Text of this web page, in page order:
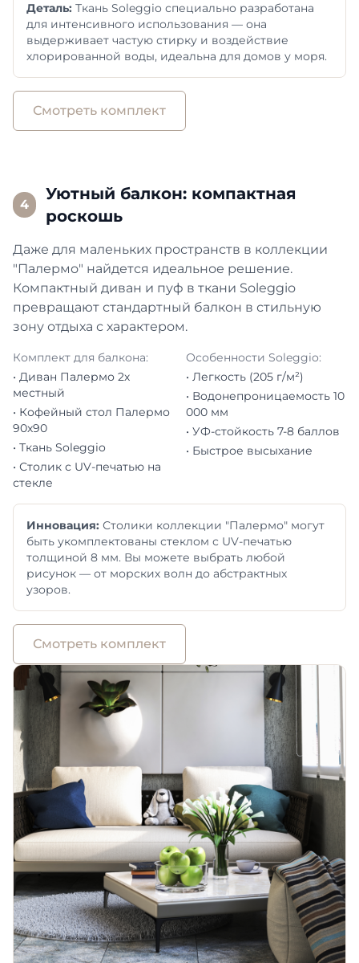
Деталь: Ткань Soleggio специально разработана
для интенсивного использования — она
выдерживает частую стирку и воздействие
хлорированной воды, идеальна для домов у моря.
Смотреть комплект
4
Уютный балкон: компактная
роскошь
Даже для маленьких пространств в коллекции
"Палермо" найдется идеальное решение.
Компактный диван и пуф в ткани Soleggio
превращают стандартный балкон в стильную
зону отдыха с характером.
Комплект для балкона:
• Диван Палермо 2х
местный
• Кофейный стол Палермо
90х90
• Ткань Soleggio
• Столик с UV-печатью на
стекле
Особенности Soleggio:
• Легкость (205 г/м²)
• Водонепроницаемость 10
000 мм
• УФ-стойкость 7-8 баллов
• Быстрое высыхание
Инновация: Столики коллекции "Палермо" могут
быть укомплектованы стеклом с UV-печатью
толщиной 8 мм. Вы можете выбрать любой
рисунок — от морских волн до абстрактных
узоров.
Смотреть комплект